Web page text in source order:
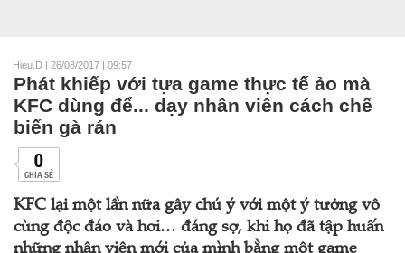
Hieu.D | 26/08/2017 | 09:57
Phát khiếp với tựa game thực tế ảo mà
KFC dùng để... dạy nhân viên cách chế
biến gà rán
0
CHIA SẺ
KFC lại một lần nữa gây chú ý với một ý tưởng vô
cùng độc đáo và hơi… đáng sợ, khi họ đã tập huấn
những nhân viên mới của mình bằng một game